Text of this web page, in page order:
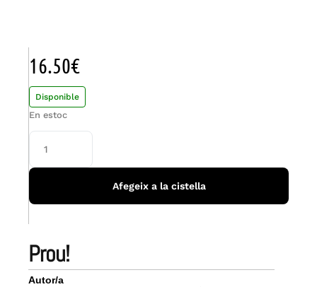
prou!
Autor/a
16.50€
Disponible
En estoc
Afegeix a la cistella